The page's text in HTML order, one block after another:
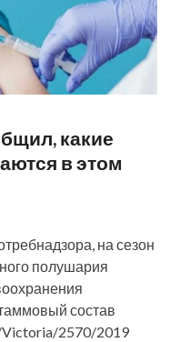
какие
в этом
на сезон
полушария
состав
Victoria/2570/2019